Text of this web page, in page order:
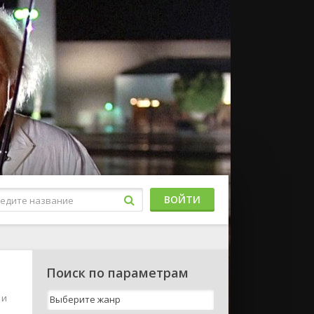
ВОЙТИ
Поиск по параметрам